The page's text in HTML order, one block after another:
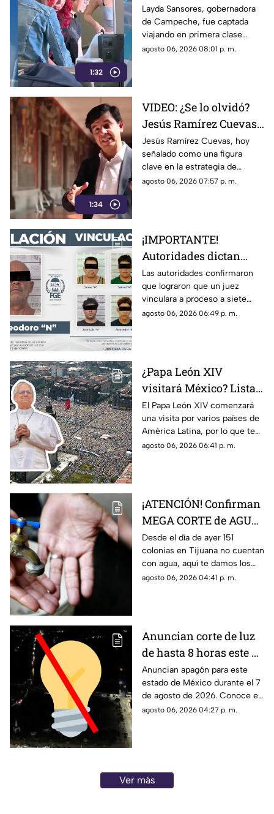
1:32
Layda Sansores
viajando en primera
clase a Madrid; iba con
su hermana titular del
Layda Sansores, gobernadora
de Campeche, fue captada
viajando en primera clase
rumbo a Madrid junto a su
agosto 06, 2026 08:01 p. m.
1:34
VIDEO: ¿Se lo olvidó?
Jesús Ramírez Cuevas,
figura clave en la
estrategia de censura
del gobierno, criticaba
la publicidad para
Jesús Ramírez Cuevas, hoy
señalado como una figura
clave en la estrategia de
censura del gobierno, criticaba
agosto 06, 2026 07:57 p. m.
¡IMPORTANTE!
Autoridades dictan
prisión preventiva
para siete personas
relacionadas con
narcoinvernaderos
Las autoridades confirmaron
que lograron que un juez
vinculara a proceso a siete
personas que están
agosto 06, 2026 06:49 p. m.
¿Papa León XIV
visitará México? Lista
COMPLETA de los
países de América
Latina a los que llegará
El Papa León XIV comenzará
una visita por varios países de
América Latina, por lo que te
compartimos la lista de cuáles
agosto 06, 2026 06:41 p. m.
¡ATENCIÓN! Confirman
MEGA CORTE de AGUA
en más de 150 colonias,
aquí la lista completa
Desde el día de ayer 151
colonias en Tijuana no cuentan
con agua, aquí te damos los
detalles.
agosto 06, 2026 04:41 p. m.
Anuncian corte de luz
de hasta 8 horas este 7
de agosto de 2026: ¿A
qué hora inicia el
apagón y quiénes se
quedarán sin
Anuncian apagón para este
estado de México durante el 7
de agosto de 2026. Conoce el
horario y las colonias que se
agosto 06, 2026 04:27 p. m.
Ver más